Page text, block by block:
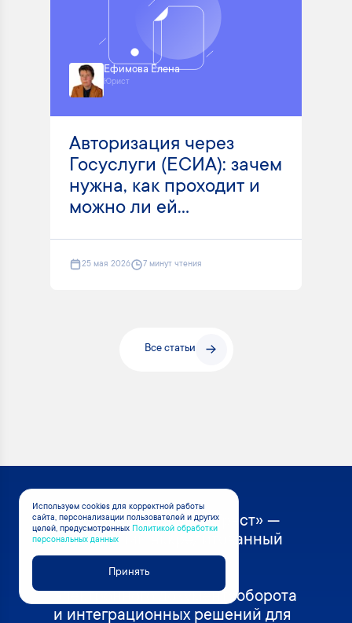
Ефимова Елена
Юрист
Авторизация через
Госуслуги (ЕСИА): зачем
нужна, как проходит и
можно ли ей...
25 мая 2026 7 минут чтения
Все статьи
«Инфотекс Интернет Траст» —
крупнейший аккредитованный
удостоверяющий центр,
разработчик систем
электронного документооборота
и интеграционных решений для
Используем cookies для корректной работы
сайта, персонализации пользователей и других
целей, предусмотренных Политикой обработки
персональных данных
Принять